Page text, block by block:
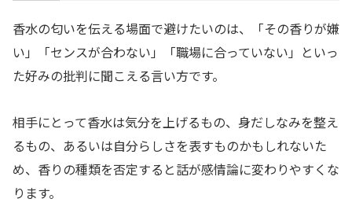
香水の匂いを伝える場面で避けたいのは、「その香りが嫌
い」「センスが合わない」「職場に合っていない」といっ
た好みの批判に聞こえる言い方です。
相手にとって香水は気分を上げるもの、身だしなみを整え
るもの、あるいは自分らしさを表すものかもしれないた
め、香りの種類を否定すると話が感情論に変わりやすくな
ります。